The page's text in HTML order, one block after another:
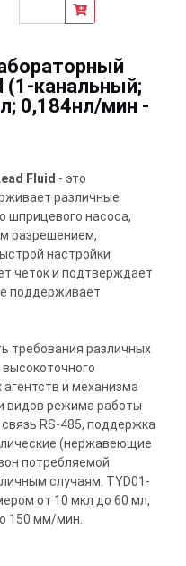
(1-канальный;
0,184нл/мин -
Fluid - это
различные
шприцевого насоса,
разрешением,
настройки
четок и подтверждает
поддерживает
требования различных
и механизма
видов режима работы
RS-485, поддержка
(нержавеющие
потребляемой
случаям. TYD01-
от 10 мкл до 60 мл,
150 мм/мин.